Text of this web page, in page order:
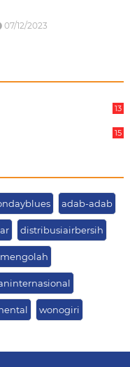
07/12/2023
13
15
adab-adab
distribusiairbersih
mengolah
wonogiri